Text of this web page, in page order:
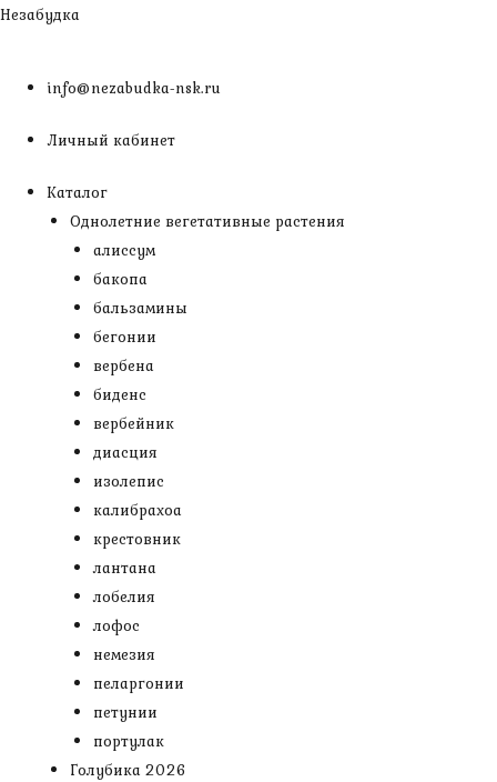
Перейти
Незабудка
info@nezabudka-nsk.ru
Личный кабинет
Каталог
Однолетние вегетативные растения
алиссум
бакопа
бальзамины
бегонии
вербена
биденс
вербейник
диасция
изолепис
калибрахоа
крестовник
лантана
лобелия
лофос
немезия
пеларгонии
петунии
портулак
Голубика 2026